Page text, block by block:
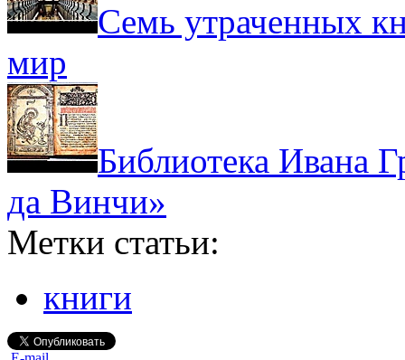
Семь утраченных
мир
Библиотека Ивана
да Винчи»
Метки статьи:
книги